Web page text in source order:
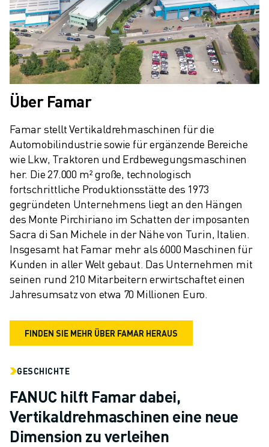
Über Famar
Famar stellt Vertikaldrehmaschinen für die
Automobilindustrie sowie für ergänzende Bereiche
wie Lkw, Traktoren und Erdbewegungsmaschinen
her. Die 27.000 m² große, technologisch
fortschrittliche Produktionsstätte des 1973
gegründeten Unternehmens liegt an den Hängen
des Monte Pirchiriano im Schatten der imposanten
Sacra di San Michele in der Nähe von Turin, Italien.
Insgesamt hat Famar mehr als 6000 Maschinen für
Kunden in aller Welt gebaut. Das Unternehmen mit
seinen rund 210 Mitarbeitern erwirtschaftet einen
Jahresumsatz von etwa 70 Millionen Euro.
FINDEN SIE MEHR ÜBER FAMAR HERAUS
GESCHICHTE
FANUC hilft Famar dabei,
Vertikaldrehmaschinen eine neue
Dimension zu verleihen